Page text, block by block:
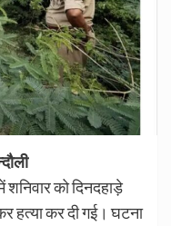
को दिनदहाड़े
हत्या कर दी गई। घटना